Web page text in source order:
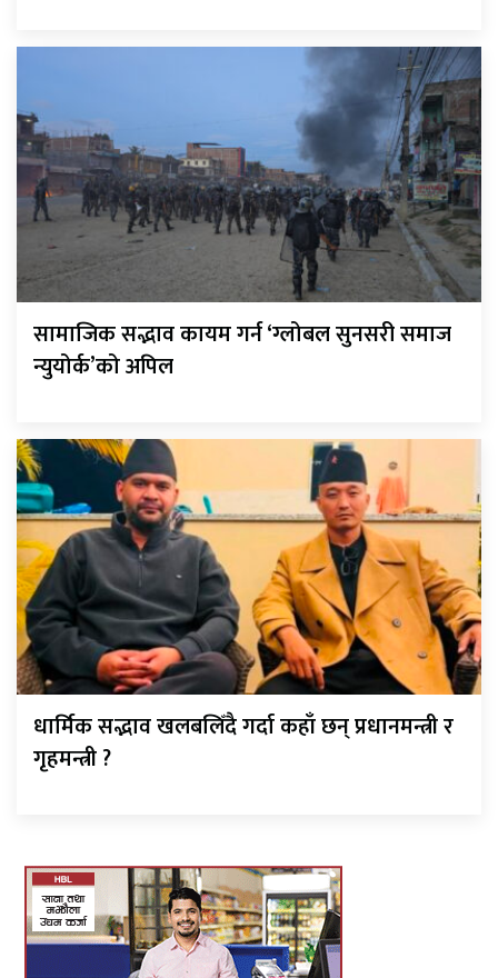
सामाजिक सद्भाव कायम गर्न ‘ग्लोबल सुनसरी समाज
न्युयोर्क’को अपिल
धार्मिक सद्भाव खलबलिँदै गर्दा कहाँ छन् प्रधानमन्त्री र
गृहमन्त्री ?